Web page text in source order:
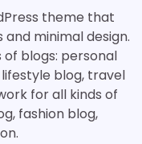
theme that
minimal design.
of blogs: personal
lifestyle blog, travel
for all kinds of
fashion blog,